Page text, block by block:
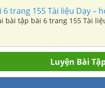
6 trang 155 Tài liệu Dạy –
bài tập bài 6 trang 155 Tài
Luyện Bài